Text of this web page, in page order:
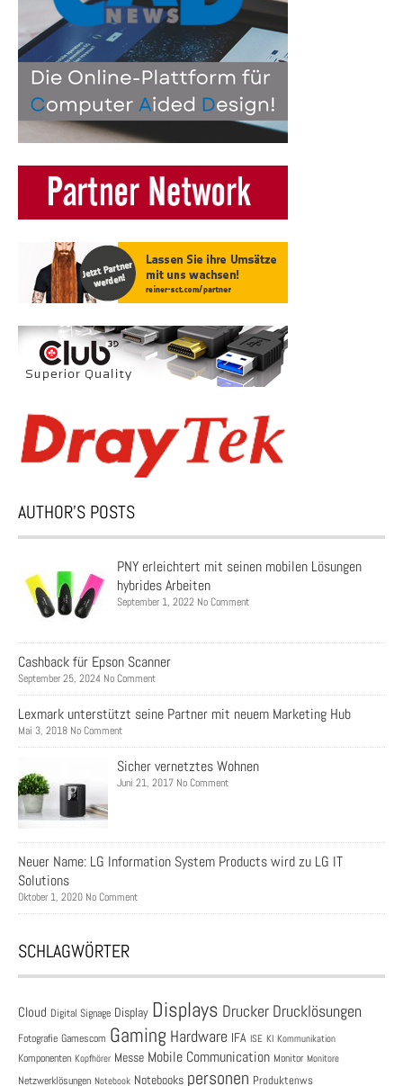
AUTHOR’S POSTS
PNY erleichtert mit seinen mobilen Lösungen
hybrides Arbeiten
September 1, 2022 No Comment
Cashback für Epson Scanner
September 25, 2024 No Comment
Lexmark unterstützt seine Partner mit neuem Marketing Hub
Mai 3, 2018 No Comment
Sicher vernetztes Wohnen
Juni 21, 2017 No Comment
Neuer Name: LG Information System Products wird zu LG IT
Solutions
Oktober 1, 2020 No Comment
SCHLAGWÖRTER
Cloud Digital Signage Display Displays Drucker Drucklösungen
Fotografie Gamescom Gaming Hardware IFA ISE KI Kommunikation
Komponenten Kopfhörer Messe Mobile Communication Monitor Monitore
Netzwerklösungen Notebook Notebooks personen Produktenws